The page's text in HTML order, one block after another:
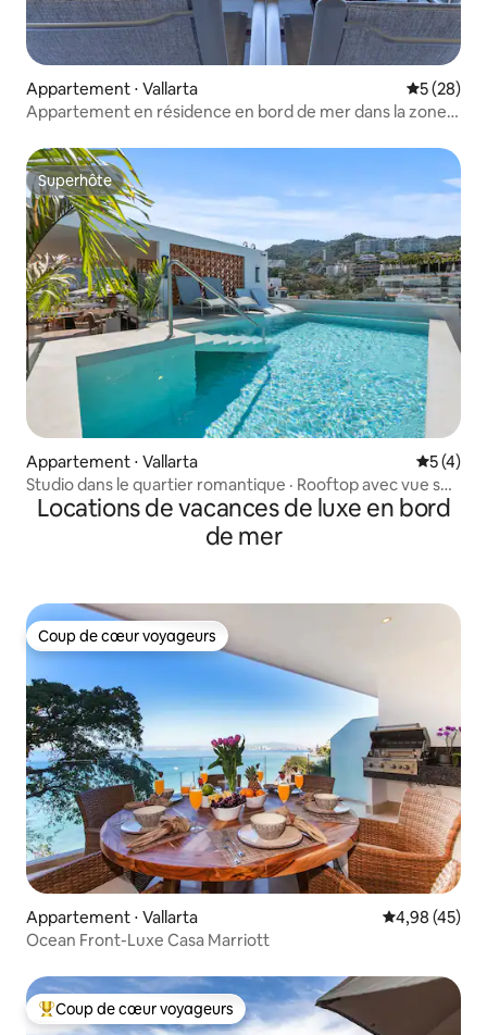
Appartement ⋅ Vallarta
5 (28)
Appartement en résidence en bord de mer dans la zone
Superhôte
Superhôte
Appartement ⋅ Vallarta
5 (4)
Studio dans le quartier romantique · Rooftop avec vue sur
la mer
Locations de vacances de luxe en bord
de mer
Coup de cœur voyageurs
Coup de cœur voyageurs
Appartement ⋅ Vallarta Évaluation
4,98 (45)
Ocean Front-Luxe Casa Marriott
Coups de cœur voyageurs les plus appréciés
Coup de cœur voyageurs